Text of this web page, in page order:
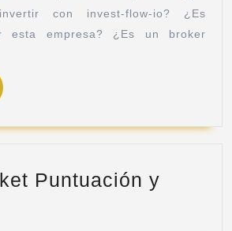
con invest-flow-io? ¿Es
esta empresa? ¿Es un broker
Puntuación y